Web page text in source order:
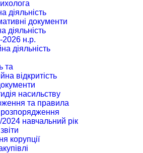
діяльність
документи
діяльність
2026 н.р.
діяльність
та
відкритість
насильству
та правила
навчальний рік
корупції